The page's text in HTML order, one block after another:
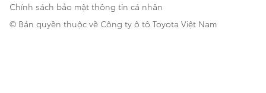
Chính sách bảo mật thông tin cá nhân
© Bản quyền thuộc về Công ty ô tô Toyota Việt Nam